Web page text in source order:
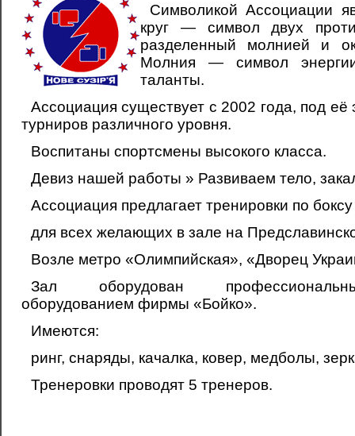
Символикой Ассоциации
круг — символ двух
разделенный молнией и
Молния — символ
таланты.
Ассоциация существует с 2002 года, под её
турниров различного уровня.
Воспитаны спортсмены высокого класса.
Девиз нашей работы » Развиваем тело,
Ассоциация предлагает тренировки по боксу
для всех желающих в зале на
Возле метро «Олимпийская», «Дворец
Зал оборудован
оборудованием фирмы «Бойко».
Имеются:
ринг, снаряды, качалка, ковер, медболы,
Тренеровки проводят 5 тренеров.